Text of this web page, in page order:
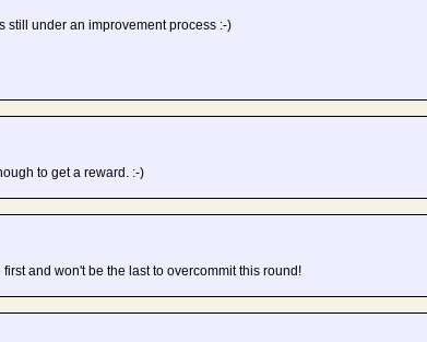
still under an improvement process :-)
to get a reward. :-)
and won't be the last to overcommit this round!